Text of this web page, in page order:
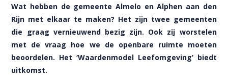
Wat hebben de gemeente Almelo en Alphen aan den
Rijn met elkaar te maken? Het zijn twee gemeenten
die graag vernieuwend bezig zijn. Ook zij worstelen
met de vraag hoe we de openbare ruimte moeten
beoordelen. Het ‘Waardenmodel Leefomgeving’ biedt
uitkomst.